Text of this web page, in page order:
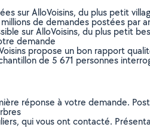
sur AlloVoisins, du plus petit
de demandes postées par
sur AlloVoisins, du plus petit
demande
propose un bon rapport
de 5 671 personnes
réponse à votre demande.
qui vous ont contacté.